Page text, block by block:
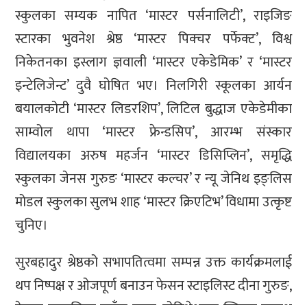
स्कुलका सम्यक नापित ‘मास्टर पर्सनालिटी’, राइजिङ
स्टारका भुवनेश श्रेष्ठ ‘मास्टर पिक्चर पर्फेक्ट’, विश्व
निकेतनका इस्लाग ज्ञवाली ‘मास्टर एकेडेमिक’ र ‘मास्टर
इन्टेलिजेन्ट’ दुवै घोषित भए। निलगिरी स्कूलका आर्यन
बयालकोटी ‘मास्टर लिडरशिप’, लिटिल बुद्धाज एकेडेमीका
साम्वोल थापा ‘मास्टर फ्रेन्डसिप’, आरम्भ संस्कार
विद्यालयका अरुष महर्जन ‘मास्टर डिसिप्लिन’, समृद्धि
स्कुलका जेनस गुरुङ ‘मास्टर कल्चर’ र न्यू जेनिथ इङ्लिस
मोडल स्कुलका सुलभ शाह ‘मास्टर क्रिएटिभ’ विधामा उत्कृष्ट
चुनिए।
सुरबहादुर श्रेष्ठको सभापतित्वमा सम्पन्न उक्त कार्यक्रमलाई
थप निष्पक्ष र ओजपूर्ण बनाउन फेसन स्टाइलिस्ट दीना गुरुङ,